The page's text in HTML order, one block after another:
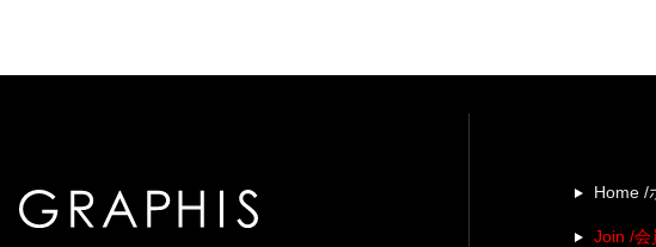
Home /
Join /会